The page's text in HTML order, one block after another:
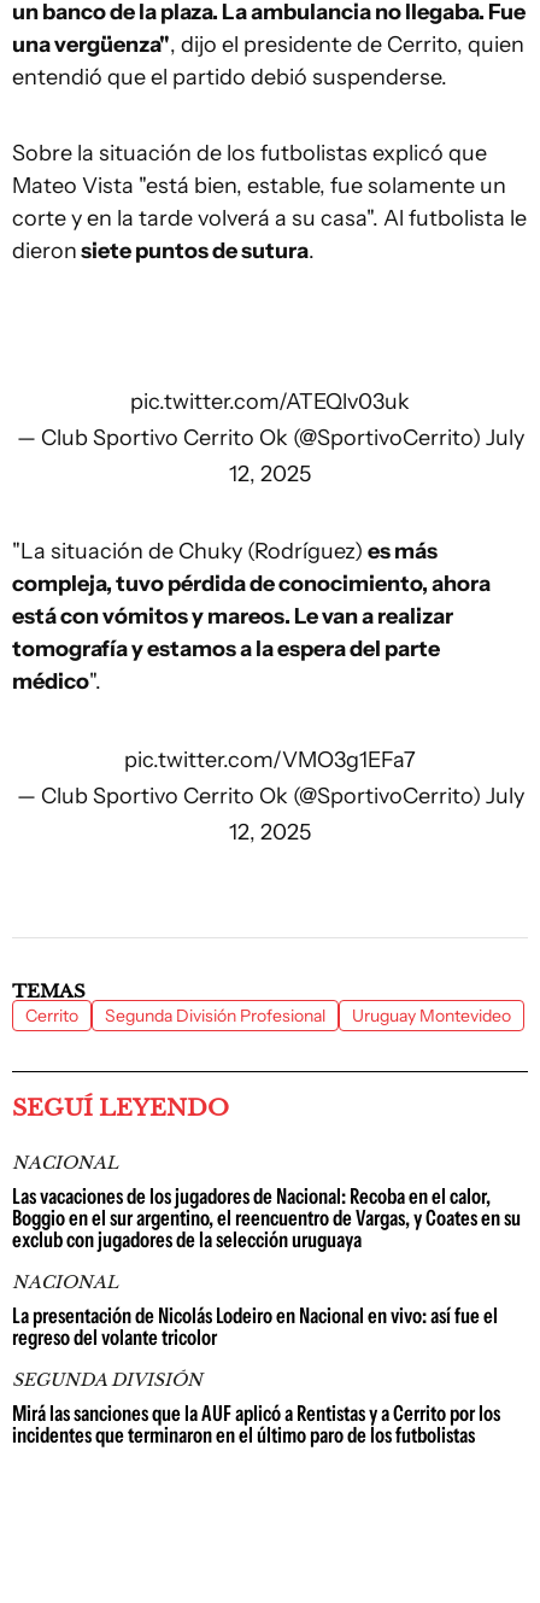
un banco de la plaza. La ambulancia no llegaba. Fue
una vergüenza", dijo el presidente de Cerrito, quien
entendió que el partido debió suspenderse.
Sobre la situación de los futbolistas explicó que
Mateo Vista "está bien, estable, fue solamente un
corte y en la tarde volverá a su casa". Al futbolista le
dieronsiete puntos de sutura.
pic.twitter.com/ATEQlv03uk
— Club Sportivo Cerrito Ok (@SportivoCerrito) July
12, 2025
"La situación de Chuky (Rodríguez) es más
compleja, tuvo pérdida de conocimiento, ahora
está con vómitos y mareos. Le van a realizar
tomografía y estamos a la espera del parte
médico".
pic.twitter.com/VMO3g1EFa7
— Club Sportivo Cerrito Ok (@SportivoCerrito) July
12, 2025
TEMAS
Cerrito Segunda División Profesional Uruguay Montevideo
SEGUÍ LEYENDO
NACIONAL
Las vacaciones de los jugadores de Nacional: Recoba en el calor,
Boggio en el sur argentino, el reencuentro de Vargas, y Coates en su
exclub con jugadores de la selección uruguaya
NACIONAL
La presentación de Nicolás Lodeiro en Nacional en vivo: así fue el
regreso del volante tricolor
SEGUNDA DIVISIÓN
Mirá las sanciones que la AUF aplicó a Rentistas y a Cerrito por los
incidentes que terminaron en el último paro de los futbolistas